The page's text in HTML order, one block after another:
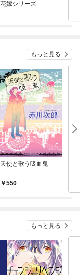
花嫁シリーズ
もっと見る
天使と歌う吸血鬼
550
観
もっと見る